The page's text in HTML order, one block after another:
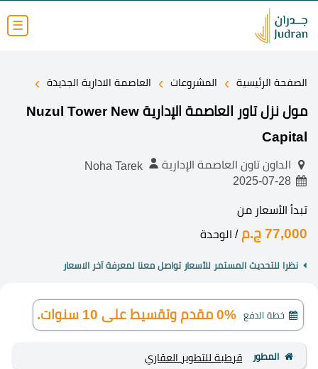
☰
الصفحة الرئيسية › المشروعات › العاصمة الادارية الجديدة ›
مول نزل تاور العاصمة الإدارية Nuzul Tower New
Capital
الداون تاون العاصمة الإدارية
Noha Tarek
2025-07-28
تبدأ الأسعار من
77,000 ج.م / الوحدة
نظرا للتحديث المستمر للأسعار تواصل معنا لمعرفة آخر الاسعار
خطة الدفع 0% مقدم وتقسيط على 10 سنوات.
المطور قرطبة للتطوير العقاري